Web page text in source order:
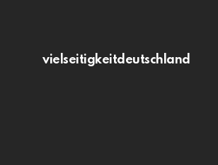
vielseitigkeitdeutschland